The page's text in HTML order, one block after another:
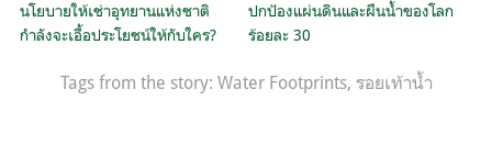
นโยบายให้เช่าอุทยานแห่งชาติ
กำลังจะเอื้อประโยชน์ให้กับใคร?
ปกป้องแผ่นดินและผืนน้ำของโลก
ร้อยละ 30
Tags from the story: Water Footprints, รอยเท้าน้ำ